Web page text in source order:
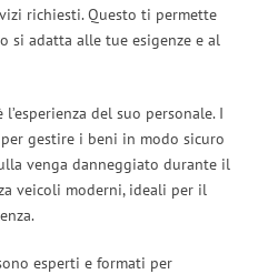
richiesti. Questo ti permette
si adatta alle tue esigenze e al
del suo personale. I
gestire i beni in modo sicuro
venga danneggiato durante il
veicoli moderni, ideali per il
esperti e formati per